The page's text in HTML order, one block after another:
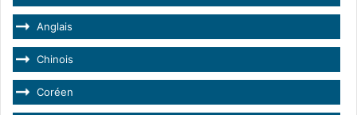
Anglais
Chinois
Coréen